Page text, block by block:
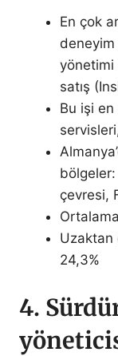
En çok
yönetimi
satış
Bu işi
çevresi,
Uzaktan
24,3%
4.